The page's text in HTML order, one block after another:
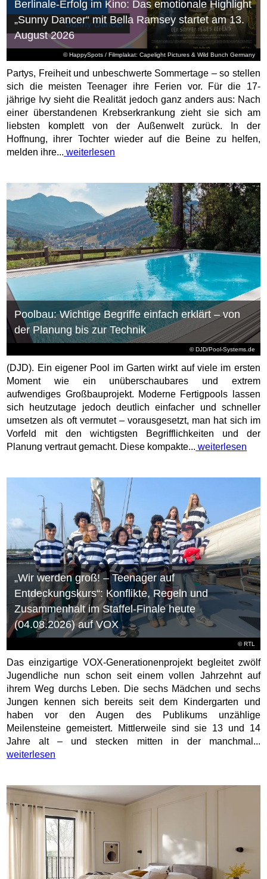
© HappySpots / Filmplakat: Capelight Pictures & Wild Bunch Germany
Berlinale-Erfolg im Kino: Das emotionale Highlight
„Sunny Dancer“ mit Bella Ramsey startet am 13.
August 2026
Partys, Freiheit und unbeschwerte Sommertage – so stellen
sich die meisten Teenager ihre Ferien vor. Für die 17-
jährige Ivy sieht die Realität jedoch ganz anders aus: Nach
einer überstandenen Krebserkrankung zieht sie sich am
liebsten komplett von der Außenwelt zurück. In der
Hoffnung, ihrer Tochter wieder auf die Beine zu helfen,
melden ihre... weiterlesen
© DJD/Pool-Systems.de
Poolbau: Wichtige Begriffe einfach erklärt – von
der Planung bis zur Technik
(DJD). Ein eigener Pool im Garten wirkt auf viele im ersten
Moment wie ein unüberschaubares und extrem
aufwendiges Großbauprojekt. Moderne Fertigpools lassen
sich heutzutage jedoch deutlich einfacher und schneller
umsetzen als oft vermutet – vorausgesetzt, man hat sich im
Vorfeld mit den wichtigsten Begrifflichkeiten und der
Planung vertraut gemacht. Diese kompakte... weiterlesen
©RTL
„Wir werden groß! – Teenager auf
Entdeckungskurs“: Konflikte, Regeln und
Zusammenhalt im Staffel-Finale heute
(04.08.2026) auf VOX
Das einzigartige VOX-Generationenprojekt begleitet zwölf
Jugendliche nun schon seit einem vollen Jahrzehnt auf
ihrem Weg durchs Leben. Die sechs Mädchen und sechs
Jungen kennen sich bereits seit dem Kindergarten und
haben vor den Augen des Publikums unzählige
Meilensteine gemeistert. Mittlerweile sind sie 13 und 14
Jahre alt – und stecken mitten in der manchmal...
weiterlesen